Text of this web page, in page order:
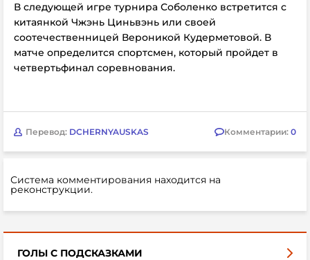
В следующей игре турнира Соболенко встретится с
китаянкой Чжэнь Циньвэнь или своей
соотечественницей Вероникой Кудерметовой. В
матче определится спортсмен, который пройдет в
четвертьфинал соревнования.
Перевод: DCHERNYAUSKAS Комментарии: 0
Система комментирования находится на
реконструкции.
ГОЛЫ С ПОДСКАЗКАМИ